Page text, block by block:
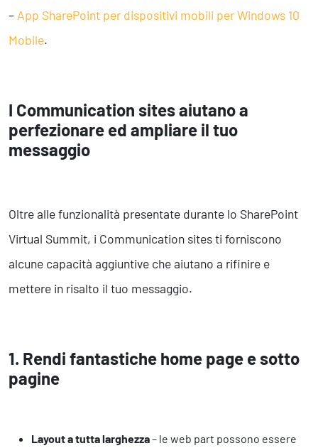
–App SharePoint per dispositivi mobili per Windows 10
Mobile.
I Communication sites aiutano a
perfezionare ed ampliare il tuo
messaggio
Oltre alle funzionalità presentate durante lo SharePoint
Virtual Summit, i Communication sites ti forniscono
alcune capacità aggiuntive che aiutano a rifinire e
mettere in risalto il tuo messaggio.
1. Rendi fantastiche home page e sotto
pagine
Layout a tutta larghezza– le web part possono essere